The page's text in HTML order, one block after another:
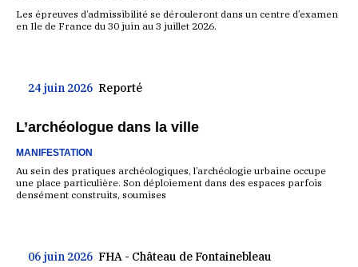
Les épreuves d’admissibilité se dérouleront dans un centre d’examen
en Ile de France du 30 juin au 3 juillet 2026.
24 juin 2026 Reporté
L’archéologue dans la ville
MANIFESTATION
Au sein des pratiques archéologiques, l’archéologie urbaine occupe
une place particulière. Son déploiement dans des espaces parfois
densément construits, soumises
06 juin 2026 FHA - Château de Fontainebleau